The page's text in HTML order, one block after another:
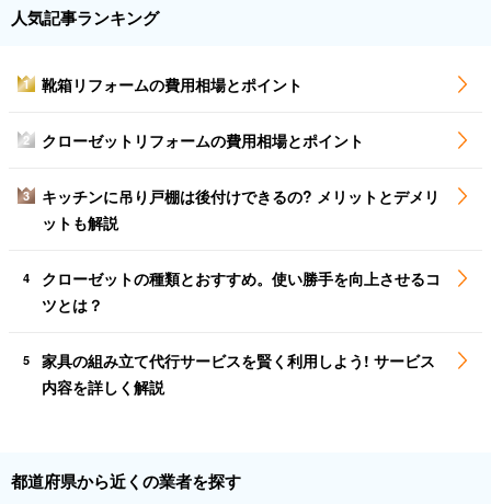
人気記事ランキング
1 靴箱リフォームの費用相場とポイント
2 クローゼットリフォームの費用相場とポイント
3
キッチンに吊り戸棚は後付けできるの? メリットとデメリ
ットも解説
4
クローゼットの種類とおすすめ。使い勝手を向上させるコ
ツとは？
5
家具の組み立て代行サービスを賢く利用しよう! サービス
内容を詳しく解説
都道府県から近くの業者を探す